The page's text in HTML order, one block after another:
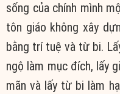
sống của chính mình
tôn giáo không xây
bằng trí tuệ và từ bi.
ngộ làm mục đích, lấy
mãn và lấy từ bi làm